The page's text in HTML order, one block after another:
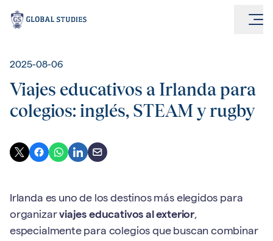
2025-08-06
Viajes educativos a Irlanda para
colegios: inglés, STEAM y rugby
Irlanda es uno de los destinos más elegidos para
organizarviajes educativos al exterior,
especialmente para colegios que buscan combinar